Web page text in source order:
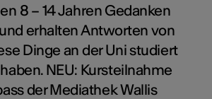
8 – 14 Jahren Gedanken
erhalten Antworten von
Dinge an der Uni studiert
NEU: Kursteilnahme
der Mediathek Wallis